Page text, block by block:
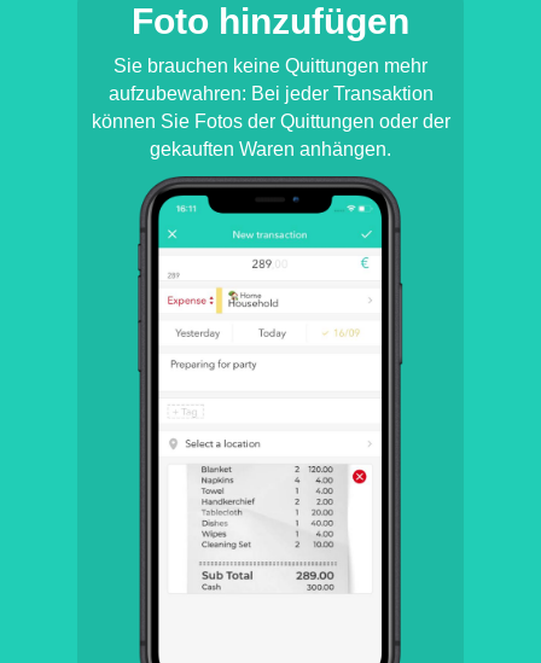
Sie brauchen keine Quittungen mehr
aufzubewahren: Bei jeder Transaktion
können Sie Fotos der Quittungen oder der
gekauften Waren anhängen.
Foto hinzufügen